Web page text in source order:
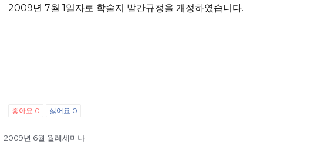
2009년 7월 1일자로 학술지 발간규정을 개정하였습니다.
좋아요 0 싫어요 0
2009년 6월 월례세미나